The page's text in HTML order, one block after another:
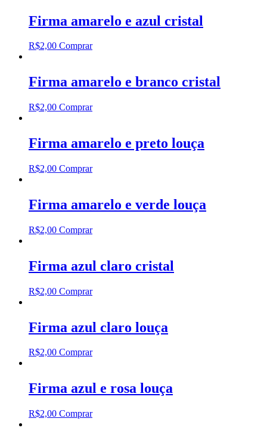
Firma amarelo e azul cristal
R$2,00 Comprar
Firma amarelo e branco cristal
R$2,00 Comprar
Firma amarelo e preto louça
R$2,00 Comprar
Firma amarelo e verde louça
R$2,00 Comprar
Firma azul claro cristal
R$2,00 Comprar
Firma azul claro louça
R$2,00 Comprar
Firma azul e rosa louça
R$2,00 Comprar